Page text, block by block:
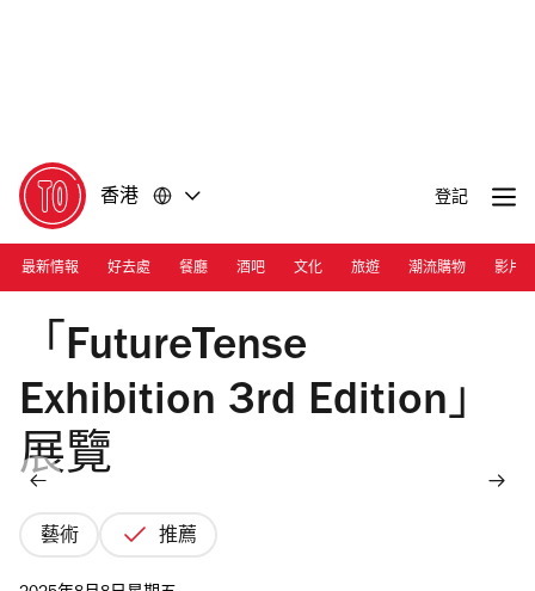
香港 登記
最新情報 好去處 餐廳 酒吧 文化 旅遊 潮流購物 影片
Photograph: Courtesy FutureTense
「FutureTense
Exhibition 3rd Edition」
展覽
藝術 推薦